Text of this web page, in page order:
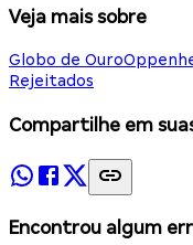
Veja mais sobre
Globo de Ouro
Rejeitados
Compartilhe em
Encontrou algum